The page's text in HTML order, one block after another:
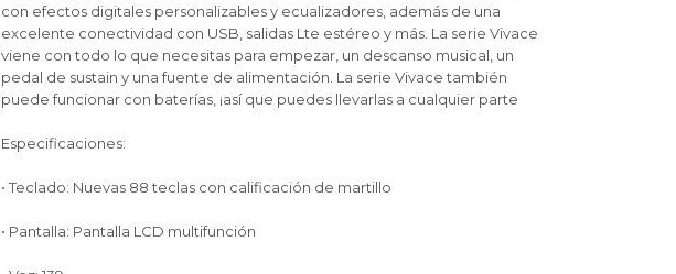
con efectos digitales personalizables y ecualizadores, además de una
excelente conectividad con USB, salidas Lte estéreo y más. La serie Vivace
viene con todo lo que necesitas para empezar, un descanso musical, un
pedal de sustain y una fuente de alimentación. La serie Vivace también
puede funcionar con baterías, ¡así que puedes llevarlas a cualquier parte
Especificaciones:
• Teclado: Nuevas 88 teclas con calificación de martillo
• Pantalla: Pantalla LCD multifunción